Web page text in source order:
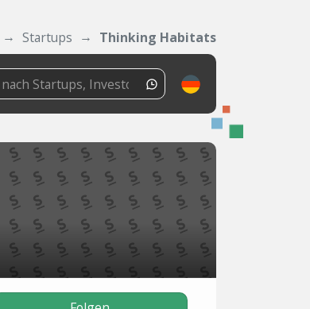
Startups Thinking Habitats